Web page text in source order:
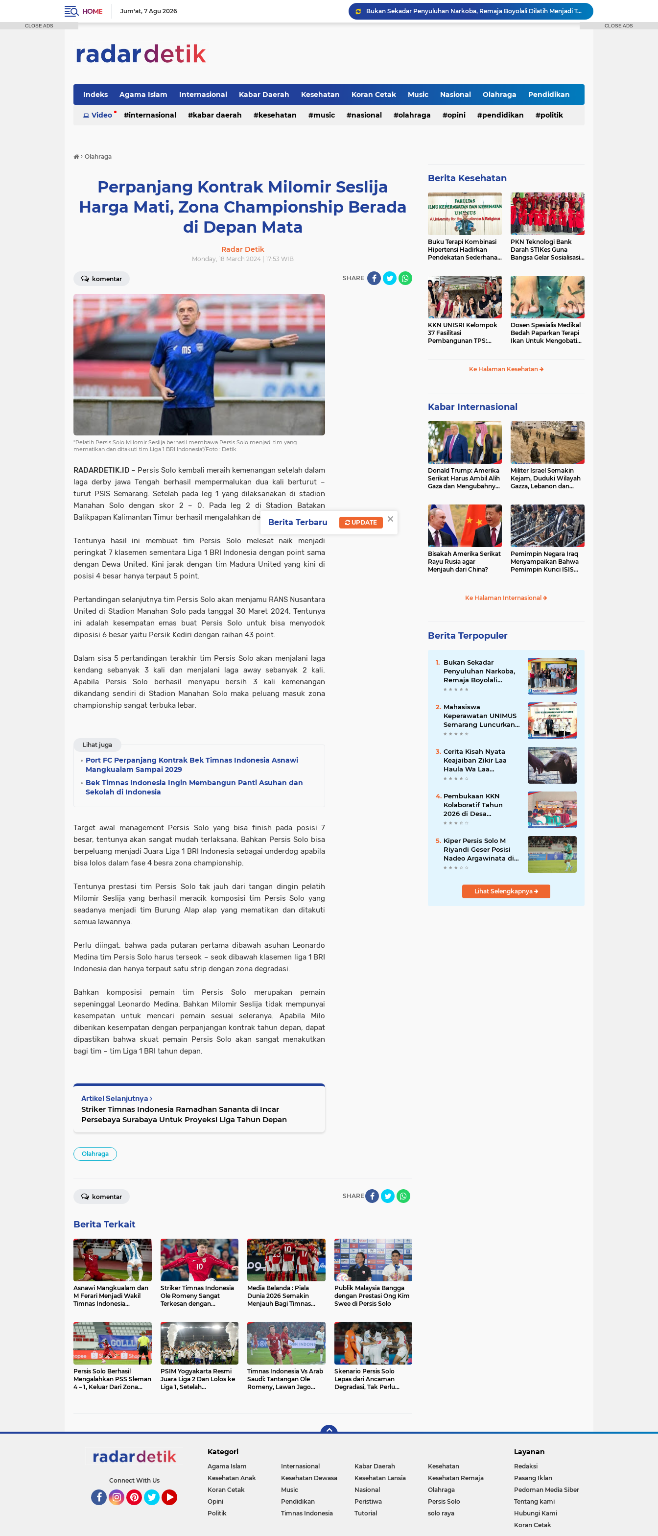
HOME Jum'at 7 Agu 2026
Bukan Sekadar Penyuluhan Narkoba, Remaja Boyolali Dilatih Menjadi Tempat Curhat yang Aman bagi Temannya
Mahasiswa Keperawatan UNIMUS Semarang Luncurkan SLEEP-7, Model Keperawatan Digital Hibrida Berbasis Riset untuk Tingkatkan Kualitas Tidur Pasien Hipertensi
Kultum Ramadhan : Agar Tidak Masuk Neraka Sebelum Mati
Indeks Agama Islam Internasional Kabar Daerah Kesehatan Koran Cetak Music Nasional Olahraga Pendidikan
Politik Tutorial
Video internasional kabar daerah kesehatan music nasional olahraga opini pendidikan politik
› Olahraga
Perpanjang Kontrak Milomir Seslija
Harga Mati, Zona Championship Berada
di Depan Mata
Radar Detik
Monday, 18 March 2024 | 17:53 WIB
komentar SHARE
"Pelatih Persis Solo Milomir Seslija berhasil membawa Persis Solo menjadi tim yang
mematikan dan ditakuti tim Liga 1 BRI Indonesia"/Foto : Detik
RADARDETIK.ID – Persis Solo kembali meraih kemenangan setelah dalam
laga derby jawa Tengah berhasil mempermalukan dua kali berturut –
turut PSIS Semarang. Setelah pada leg 1 yang dilaksanakan di stadion
Manahan Solo dengan skor 2 – 0. Pada leg 2 di Stadion Batakan
Balikpapan Kalimantan Timur berhasil mengalahkan dengan skor 2 – 0.
Tentunya hasil ini membuat tim Persis Solo melesat naik menjadi
peringkat 7 klasemen sementara Liga 1 BRI Indonesia dengan point sama
dengan Dewa United. Kini jarak dengan tim Madura United yang kini di
posisi 4 besar hanya terpaut 5 point.
Pertandingan selanjutnya tim Persis Solo akan menjamu RANS Nusantara
United di Stadion Manahan Solo pada tanggal 30 Maret 2024. Tentunya
ini adalah kesempatan emas buat Persis Solo untuk bisa menyodok
diposisi 6 besar yaitu Persik Kediri dengan raihan 43 point.
Dalam sisa 5 pertandingan terakhir tim Persis Solo akan menjalani laga
kendang sebanyak 3 kali dan menjalani laga away sebanyak 2 kali.
Apabila Persis Solo berhasil menyapu bersih 3 kali kemenangan
dikandang sendiri di Stadion Manahan Solo maka peluang masuk zona
championship sangat terbuka lebar.
Lihat juga
Port FC Perpanjang Kontrak Bek Timnas Indonesia Asnawi
Mangkualam Sampai 2029
Bek Timnas Indonesia Ingin Membangun Panti Asuhan dan
Sekolah di Indonesia
Target awal management Persis Solo yang bisa finish pada posisi 7
besar, tentunya akan sangat mudah terlaksana. Bahkan Persis Solo bisa
berpeluang menjadi Juara Liga 1 BRI Indonesia sebagai underdog apabila
bisa lolos dalam fase 4 besra zona championship.
Tentunya prestasi tim Persis Solo tak jauh dari tangan dingin pelatih
Milomir Seslija yang berhasil meracik komposisi tim Persis Solo yang
seadanya menjadi tim Burung Alap alap yang mematikan dan ditakuti
semua lawannya.
Perlu diingat, bahwa pada putaran pertama dibawah asuhan Leonardo
Medina tim Persis Solo harus terseok – seok dibawah klasemen liga 1 BRI
Indonesia dan hanya terpaut satu strip dengan zona degradasi.
Bahkan komposisi pemain tim Persis Solo merupakan pemain
sepeninggal Leonardo Medina. Bahkan Milomir Seslija tidak mempunyai
kesempatan untuk mencari pemain sesuai seleranya. Apabila Milo
diberikan kesempatan dengan perpanjangan kontrak tahun depan, dapat
dipastikan bahwa skuat pemain Persis Solo akan sangat menakutkan
bagi tim – tim Liga 1 BRI tahun depan.
Artikel Selanjutnya
Striker Timnas Indonesia Ramadhan Sananta di Incar
Persebaya Surabaya Untuk Proyeksi Liga Tahun Depan
Olahraga
SHARE
komentar
Berita Terkait
Asnawi Mangkualam dan
M Ferari Menjadi Wakil
Timnas Indonesia
Manchester United
Striker Timnas Indonesia
Ole Romeny Sangat
Terkesan dengan
Media Belanda : Piala
Dunia 2026 Semakin
Menjauh Bagi Timnas
Publik Malaysia Bangga
dengan Prestasi Ong Kim
Swee di Persis Solo
Persis Solo Berhasil
Mengalahkan PSS Sleman
4 – 1, Keluar Dari Zona
PSIM Yogyakarta Resmi
Juara Liga 2 Dan Lolos ke
Liga 1, Setelah
Timnas Indonesia Vs Arab
Saudi: Tantangan Ole
Romeny, Lawan Jago
Skenario Persis Solo
Lepas dari Ancaman
Degradasi, Tak Perlu
Berita Kesehatan
Buku Terapi Kombinasi
Hipertensi Hadirkan
Pendekatan Sederhana
PKN Teknologi Bank
Darah STIKes Guna
Bangsa Gelar Sosialisasi
Warga Dusun Petung
Kepuharjo,
Cangkringan, Sleman
KKN UNISRI Kelompok
37 Fasilitasi
Pembangunan TPS:
Pengelolaan Sampah
Dosen Spesialis Medikal
Bedah Paparkan Terapi
Ikan Untuk Mengobati
Ke Halaman Kesehatan
CLOSE ADS CLOSE ADS
Kabar Internasional
Donald Trump: Amerika
Serikat Harus Ambil Alih
Gaza dan Mengubahnya
Militer Israel Semakin
Kejam, Duduki Wilayah
Gazza, Lebanon dan
Bisakah Amerika Serikat
Rayu Rusia agar
Menjauh dari China?
Pemimpin Negara Iraq
Menyampaikan Bahwa
Pemimpin Kunci ISIS
Ke Halaman Internasional
Berita Terpopuler
Bukan Sekadar
Penyuluhan Narkoba,
Remaja Boyolali
Dilatih Menjadi
Aman bagi Temannya
Mahasiswa
Keperawatan UNIMUS
Semarang Luncurkan
SLEEP-7, Model
Hibrida Berbasis Riset
untuk Tingkatkan
Kualitas Tidur Pasien
Hipertensi
Cerita Kisah Nyata
Keajaiban Zikir Laa
Haula Wa Laa
Quwwata Illa Billah,
Membawa Ratusan
Kambing
Pembukaan KKN
Kolaboratif Tahun
2026 di Desa
Bantaragung: Wujud
Tinggi dalam
Pemberdayaan
Masyarakat
Kiper Persis Solo M
Riyandi Geser Posisi
Nadeo Argawinata di
Sektor Penjaga
Indonesia
Lihat Selengkapnya
Connect With Us
Kategori
Agama Islam Internasional Kabar Daerah
Kesehatan
Kesehatan Anak
Kesehatan Dewasa Kesehatan Lansia
Kesehatan Remaja
Koran Cetak
Music Nasional
Olahraga
Opini
Pendidikan Peristiwa
Persis Solo
Politik
Timnas Indonesia Tutorial solo raya
Layanan
Redaksi
Pasang Iklan
Pedoman Media Siber
Tentang kami
Hubungi Kami
Koran Cetak
×
Berita Terbaru UPDATE